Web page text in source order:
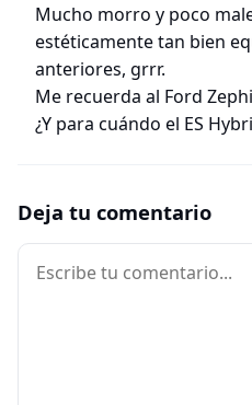
Mucho morro y poco
estéticamente tan bien
anteriores, grrr.
Me recuerda al Ford
¿Y para cuándo el ES
Deja tu comentario
Comentario